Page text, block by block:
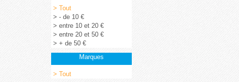
> Tout
> - de 10 €
> entre 10 et 20 €
> entre 20 et 50 €
> + de 50 €
Marques
> Tout